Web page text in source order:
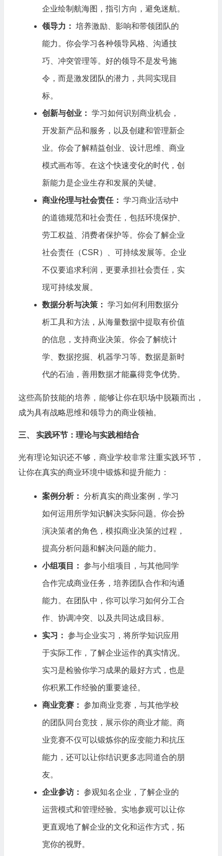
企业绘制航海图，指引方向，避免迷航。
领导力： 培养激励、影响和带领团队的
能力。你会学习各种领导风格、沟通技
巧、冲突管理等。好的领导不是发号施
令，而是激发团队的潜力，共同实现目
标。
创新与创业： 学习如何识别商业机会，
开发新产品和服务，以及创建和管理新企
业。你会了解精益创业、设计思维、商业
模式画布等。在这个快速变化的时代，创
新能力是企业生存和发展的关键。
商业伦理与社会责任： 学习商业活动中
的道德规范和社会责任，包括环境保护、
劳工权益、消费者保护等。你会了解企业
社会责任（CSR）、可持续发展等。企业
不仅要追求利润，更要承担社会责任，实
现可持续发展。
数据分析与决策： 学习如何利用数据分
析工具和方法，从海量数据中提取有价值
的信息，支持商业决策。你会了解统计
学、数据挖掘、机器学习等。数据是新时
代的石油，善用数据才能赢得竞争优势。
这些高阶技能的培养，能够让你在职场中脱颖而出，
成为具有战略思维和领导力的商业领袖。
三、 实践环节：理论与实践相结合
光有理论知识还不够，商业学校非常注重实践环节，
让你在真实的商业环境中锻炼和提升能力：
案例分析： 分析真实的商业案例，学习
如何运用所学知识解决实际问题。你会扮
演决策者的角色，模拟商业决策的过程，
提高分析问题和解决问题的能力。
小组项目： 参与小组项目，与其他同学
合作完成商业任务，培养团队合作和沟通
能力。在团队中，你可以学习如何分工合
作、协调冲突、以及共同达成目标。
实习： 参与企业实习，将所学知识应用
于实际工作，了解企业运作的真实情况。
实习是检验你学习成果的最好方式，也是
你积累工作经验的重要途径。
商业竞赛： 参加商业竞赛，与其他学校
的团队同台竞技，展示你的商业才能。商
业竞赛不仅可以锻炼你的应变能力和抗压
能力，还可以让你结识更多志同道合的朋
友。
企业参访： 参观知名企业，了解企业的
运营模式和管理经验。实地参观可以让你
更直观地了解企业的文化和运作方式，拓
宽你的视野。